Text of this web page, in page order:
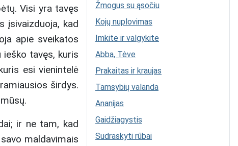
Žmogus su ąsočiu
Kojų nuplovimas
Imkite ir valgykite
Abba, Tėve
Prakaitas ir kraujas
Tamsybių valanda
Ananijas
Gaidžiagystis
Sudraskyti rūbai
Visi yra tavęs
įsivaizduoja, kad
apie sveikatos
tavęs, kuris
esi vienintelė
širdys.
ir ne tam, kad
maldavimais